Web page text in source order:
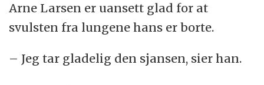
Arne Larsen er uansett glad for at
svulsten fra lungene hans er borte.
– Jeg tar gladelig den sjansen, sier han.